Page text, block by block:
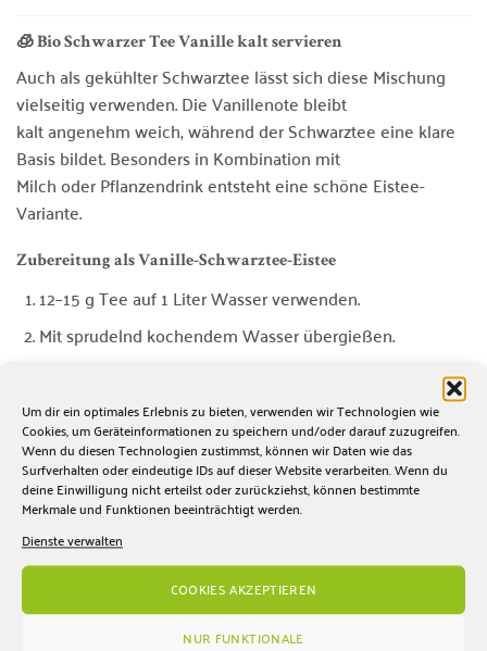
Um dir ein optimales Erlebnis zu bieten, verwenden wir Technologien wie
Cookies, um Geräteinformationen zu speichern und/oder darauf zuzugreifen.
Wenn du diesen Technologien zustimmst, können wir Daten wie das
Surfverhalten oder eindeutige IDs auf dieser Website verarbeiten. Wenn du
deine Einwilligung nicht erteilst oder zurückziehst, können bestimmte
Merkmale und Funktionen beeinträchtigt werden.
Dienste verwalten
COOKIES AKZEPTIEREN
NUR FUNKTIONALE
🧊 Bio Schwarzer Tee Vanille kalt servieren
Auch als gekühlter Schwarztee lässt sich diese Mischung
vielseitig verwenden. Die Vanillenote bleibt
kalt angenehm weich, während der Schwarztee eine klare
Basis bildet. Besonders in Kombination mit
Milch oder Pflanzendrink entsteht eine schöne Eistee-
Variante.
Zubereitung als Vanille-Schwarztee-Eistee
12–15 g Tee auf 1 Liter Wasser verwenden.
Mit sprudelnd kochendem Wasser übergießen.
Den Tee vollständig abseihen.
Über Eiswürfel gießen oder abkühlen lassen.
Nach Wunsch mit Milch, Pflanzendrink oder etwas
Vanille verfeinern.
Für eine cremige Eistee-Variante kann der abgekühlte Tee
mit Haferdrink und Eiswürfeln serviert werden.
Auch eine Vanilleschote als Dekoration passt sehr gut zum